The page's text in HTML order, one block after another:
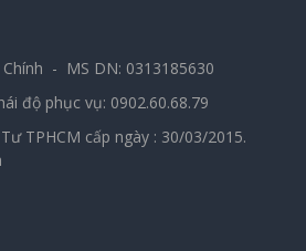
- MS DN: 0313185630
độ phục vụ: 0902.60.68.79
TPHCM cấp ngày : 30/03/2015.